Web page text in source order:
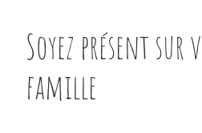
Soyez présent sur
famille